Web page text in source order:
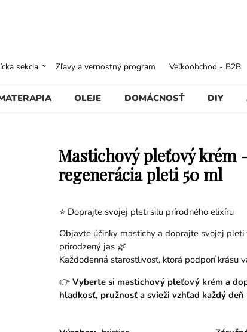
OLEJE DOMÁCNOSŤ DIY
sekcia Zľavy a vernostný program Veľkoobchod - B2B
Mastichový pleťový krém
regenerácia pleti 50 ml
⭐ Doprajte svojej pleti silu prírodného elixíru
Objavte účinky mastichy a doprajte svojej pleti
prirodzený jas 🌿
Každodenná starostlivosť, ktorá podporí krásu
👉 Vyberte si mastichový pleťový krém a
hladkosť, pružnosť a svieži vzhľad každý deň